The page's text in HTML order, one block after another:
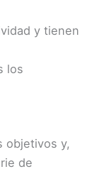
y tienen
los
objetivos y,
de